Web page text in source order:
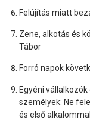
Felújítás miatt
Zene, alkotás és
Tábor
Forró napok
Egyéni
személyek: Ne
és első